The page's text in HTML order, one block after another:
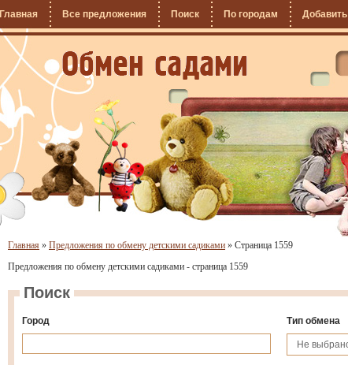
Главная Все предложения Поиск По городам Добавить
Главная » Предложения по обмену детскими садиками » Страница 1559
Предложения по обмену детскими садиками - страница 1559
Поиск
Город Тип обмена